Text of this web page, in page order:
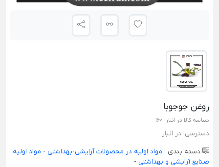
روغن جوجوبا
شناسه کالا در انبار: 160
دسترسی: در انبار
دسته بندی : مواد اولیه در محصولات آرایشی-بهداشتی - مواد اولیه
صنایع آرایشی و بهداشتی -